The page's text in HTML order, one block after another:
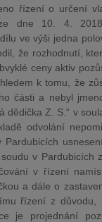
řízení o určení
ze dne 10. 4.
ve výši jedna
že rozhodnutí,
ceny aktiv
k tomu, že
části a nebyl
dědička Z. S.“ v
odvolání
Pardubicích
v
v řízení
a dále o
řízení z důvodu,
je projednání